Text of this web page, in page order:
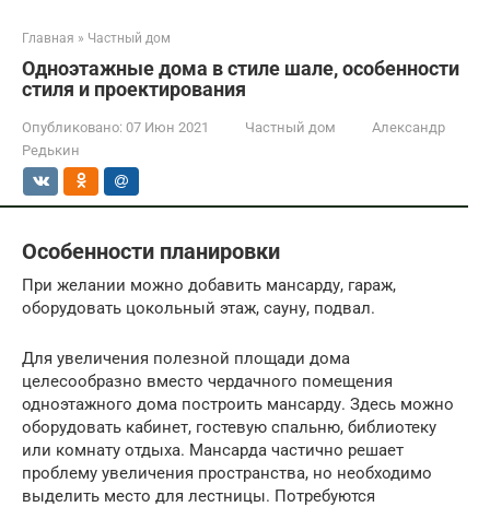
Главная » Частный дом
Одноэтажные дома в стиле шале, особенности
стиля и проектирования
Опубликовано: 07 Июн 2021 Частный дом
Александр
Редькин
Особенности планировки
При желании можно добавить мансарду, гараж,
оборудовать цокольный этаж, сауну, подвал.
Для увеличения полезной площади дома
целесообразно вместо чердачного помещения
одноэтажного дома построить мансарду. Здесь можно
оборудовать кабинет, гостевую спальню, библиотеку
или комнату отдыха. Мансарда частично решает
проблему увеличения пространства, но необходимо
выделить место для лестницы. Потребуются